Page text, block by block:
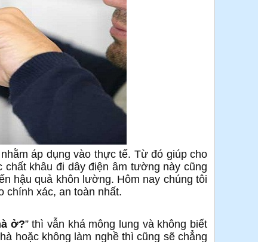
áp dụng vào thực tế. Từ đó giúp cho
khâu đi dây điện âm tường này cũng
hậu quả khôn lường. Hôm nay chúng tôi
chính xác, an toàn nhất.
ở?” thì vẫn khá mông lung và không biết
hoặc không làm nghề thì cũng sẽ chẳng